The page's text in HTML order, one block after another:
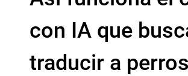
con IA que
traducir a